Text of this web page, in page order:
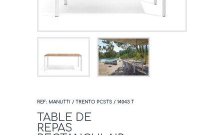
REF: MANUTTI / TRENTO PCSTS / 14043 T
TABLE DE
REPAS